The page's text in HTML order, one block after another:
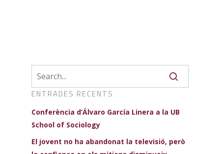
ENTRADES RECENTS
Conferència d’Álvaro García Linera a la UB
School of Sociology
El jovent no ha abandonat la televisió, però